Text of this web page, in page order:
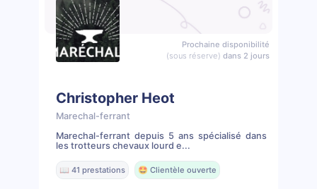
Prochaine disponibilité
(sous réserve) dans 2 jours
Christopher Heot
Marechal-ferrant
Marechal-ferrant depuis 5 ans spécialisé dans
les trotteurs chevaux lourd e...
📖 41 prestations 🤩 Clientèle ouverte